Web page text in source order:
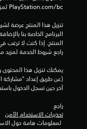
‎PlayStation.com/bc لمزيد من التفاصيل.
راجع شروط الخدمة لمزيد
آخر حين تسجل الدخول
راجع
تحذيرات الاستخدام الآمن